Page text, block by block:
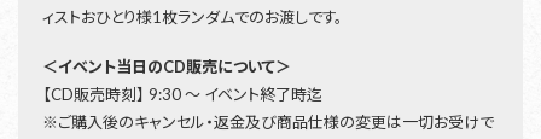
ィストおひとり様1枚ランダムでのお渡しです。
＜イベント当日のCD販売について＞
【CD販売時刻】 9:30 ～ イベント終了時迄
※ご購入後のキャンセル・返金及び商品仕様の変更は一切お受けで